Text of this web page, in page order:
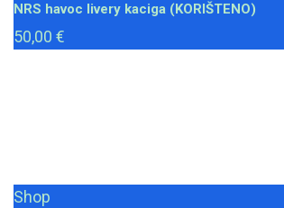
NRS havoc livery kaciga (KORIŠTENO)
50,00 €
Shop